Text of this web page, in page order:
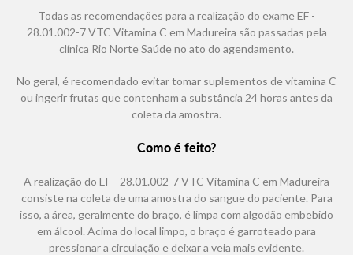
Todas as recomendações para a realização do exame EF -
28.01.002-7 VTC Vitamina C em Madureira são passadas pela
clínica Rio Norte Saúde no ato do agendamento.
No geral, é recomendado evitar tomar suplementos de vitamina C
ou ingerir frutas que contenham a substância 24 horas antes da
coleta da amostra.
Como é feito?
A realização do EF - 28.01.002-7 VTC Vitamina C em Madureira
consiste na coleta de uma amostra do sangue do paciente. Para
isso, a área, geralmente do braço, é limpa com algodão embebido
em álcool. Acima do local limpo, o braço é garroteado para
pressionar a circulação e deixar a veia mais evidente.